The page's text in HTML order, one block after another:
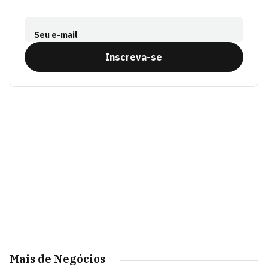
Seu e-mail
Inscreva-se
Mais de Negócios